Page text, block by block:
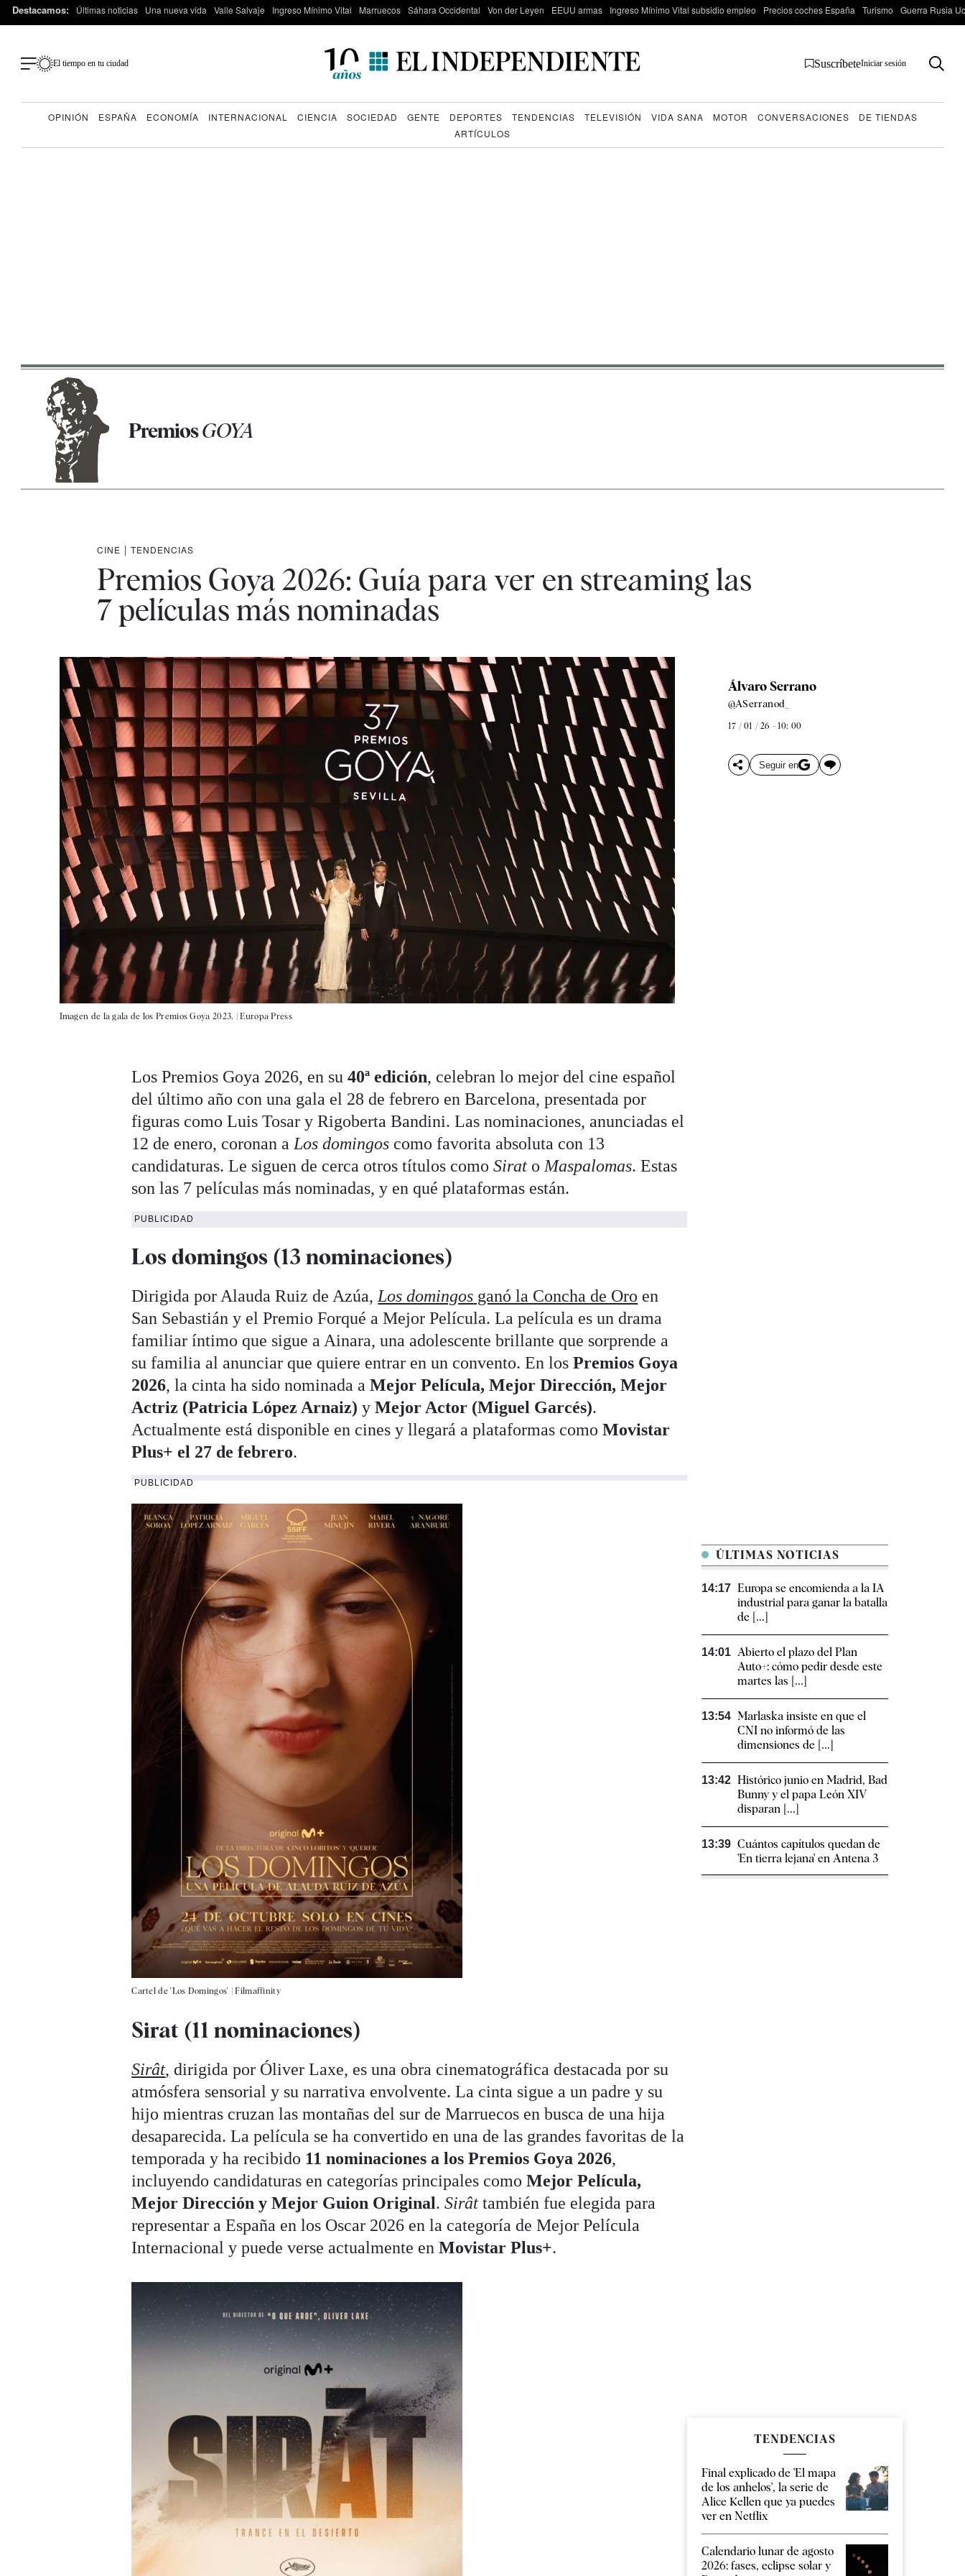
Destacamos: Últimas noticias Una nueva vida Valle Salvaje Ingreso Mínimo Vital Marruecos Sáhara Occidental Von der Leyen EEUU armas Ingreso Mínimo Vital subsidio empleo Precios coches España Turismo Guerra Rusia
El tiempo en tu ciudad SuscríbeteIniciar sesión
OPINIÓN ESPAÑA ECONOMÍA INTERNACIONAL CIENCIA SOCIEDAD GENTE DEPORTES TENDENCIAS TELEVISIÓN VIDA SANA MOTOR CONVERSACIONES
DE TIENDAS
ARTÍCULOS
PremiosGOYA
CINE | TENDENCIAS
Premios Goya 2026: Guía para ver en streaming las
7 películas más nominadas
Imagen de la gala de los Premios Goya 2023. |Europa Press
Álvaro Serrano
@ASerranod_
17 / 01 / 26 - 10: 00
Seguir en
Los Premios Goya 2026, en su40ª edición, celebran lo mejor del cine español
del último año con una gala el 28 de febrero en Barcelona, presentada por
figuras como Luis Tosar y Rigoberta Bandini. Las nominaciones, anunciadas el
12 de enero, coronan a Los domingos como favorita absoluta con 13
candidaturas. Le siguen de cerca otros títulos comoSirat o Maspalomas. Estas
son las 7 películas más nominadas, y en qué plataformas están.
PUBLICIDAD
Los domingos (13 nominaciones)
Dirigida por Alauda Ruiz de Azúa, Los domingos ganó la Concha de Oro en
San Sebastián y el Premio Forqué a Mejor Película. La película es un drama
familiar íntimo que sigue a Ainara, una adolescente brillante que sorprende a
su familia al anunciar que quiere entrar en un convento. En losPremios Goya
2026, la cinta ha sido nominada aMejor Película, Mejor Dirección, Mejor
Actriz (Patricia López Arnaiz) yMejor Actor (Miguel Garcés).
Actualmente está disponible en cines y llegará a plataformas comoMovistar
Plus+ el 27 de febrero.
PUBLICIDAD
Cartel de 'Los Domingos' |Filmaffinity
Sirat (11 nominaciones)
Sirât, dirigida por Óliver Laxe, es una obra cinematográfica destacada por su
atmósfera sensorial y su narrativa envolvente. La cinta sigue a un padre y su
hijo mientras cruzan las montañas del sur de Marruecos en busca de una hija
desaparecida. La película se ha convertido en una de las grandes favoritas de la
temporada y ha recibido 11 nominaciones a los Premios Goya 2026,
incluyendo candidaturas en categorías principales comoMejor Película,
Mejor Dirección y Mejor Guion Original.Sirât también fue elegida para
representar a España en los Oscar 2026 en la categoría de Mejor Película
Internacional y puede verse actualmente enMovistar Plus+.
ÚLTIMAS NOTICIAS
14:17 Europa se encomienda a la IA
industrial para ganar la batalla
de [...]
14:01 Abierto el plazo del Plan
Auto+: cómo pedir desde este
martes las [...]
13:54 Marlaska insiste en que el
CNI no informó de las
dimensiones de [...]
13:42 Histórico junio en Madrid, Bad
Bunny y el papa León XIV
disparan [...]
13:39 Cuántos capítulos quedan de
'En tierra lejana' en Antena 3
TENDENCIAS
Final explicado de 'El mapa
de los anhelos', la serie de
Alice Kellen que ya puedes
ver en Netflix
Calendario lunar de agosto
2026: fases, eclipse solar y